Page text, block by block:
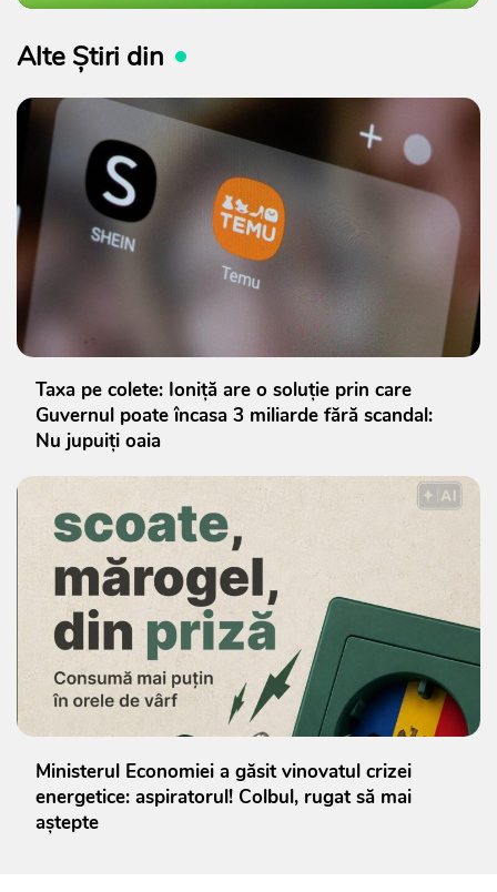
Alte Știri din
Taxa pe colete: Ioniță are o soluție prin care
Guvernul poate încasa 3 miliarde fără scandal:
Nu jupuiți oaia
Ministerul Economiei a găsit vinovatul crizei
energetice: aspiratorul! Colbul, rugat să mai
aștepte